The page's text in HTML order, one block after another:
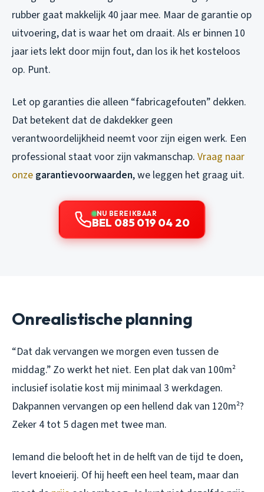
rubber gaat makkelijk 40 jaar mee. Maar de garantie op
uitvoering, dat is waar het om draait. Als er binnen 10
jaar iets lekt door mijn fout, dan los ik het kosteloos
op. Punt.
Let op garanties die alleen “fabricagefouten” dekken.
Dat betekent dat de dakdekker geen
verantwoordelijkheid neemt voor zijn eigen werk. Een
professional staat voor zijn vakmanschap. Vraag naar
onze garantievoorwaarden, we leggen het graag uit.
NU BEREIKBAAR
BEL 085 019 04 20
Onrealistische planning
“Dat dak vervangen we morgen even tussen de
middag.” Zo werkt het niet. Een plat dak van 100m²
inclusief isolatie kost mij minimaal 3 werkdagen.
Dakpannen vervangen op een hellend dak van 120m²?
Zeker 4 tot 5 dagen met twee man.
Iemand die belooft het in de helft van de tijd te doen,
levert knoeierij. Of hij heeft een heel team, maar dan